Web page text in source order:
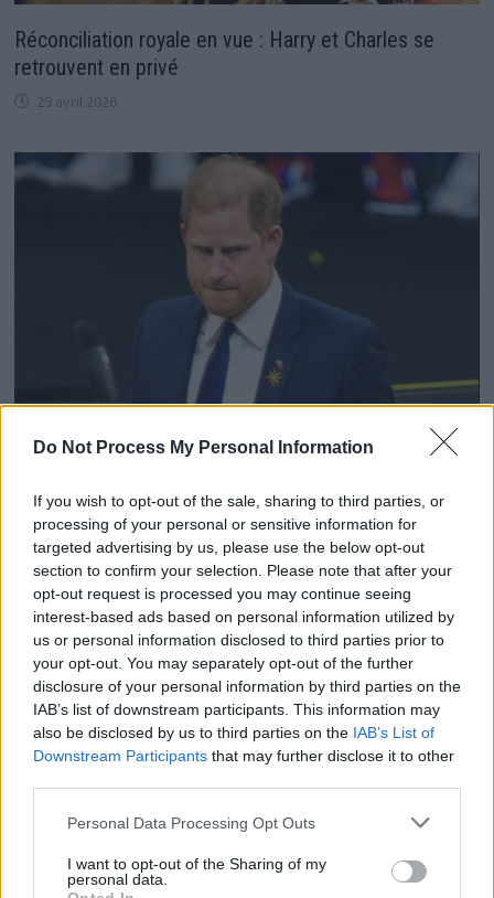
Do Not Process My Personal Information
If you wish to opt-out of the sale, sharing to third parties, or
processing of your personal or sensitive information for
targeted advertising by us, please use the below opt-out
section to confirm your selection. Please note that after your
opt-out request is processed you may continue seeing
interest-based ads based on personal information utilized by
us or personal information disclosed to third parties prior to
your opt-out. You may separately opt-out of the further
disclosure of your personal information by third parties on the
IAB’s list of downstream participants. This information may
also be disclosed by us to third parties on the IAB’s List of
Downstream Participants that may further disclose it to other
Personal Data Processing Opt Outs
I want to opt-out of the Sharing of my
personal data.
Réconciliation royale en vue : Harry et Charles se
retrouvent en privé
29 avril 2026
“Il devrait faire une greffe de cheveux !” : le prince
Harry ridiculisé par son ancien coiffeur
13 février 2025
Meghan Markle fait enrager Harry avec ses